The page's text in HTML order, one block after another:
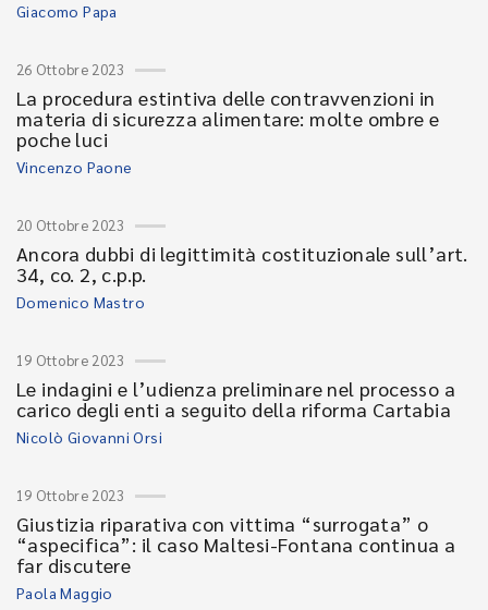
Giacomo Papa
26 Ottobre 2023
La procedura estintiva delle contravvenzioni in
materia di sicurezza alimentare: molte ombre e
poche luci
Vincenzo Paone
20 Ottobre 2023
Ancora dubbi di legittimità costituzionale sull’art.
34, co. 2, c.p.p.
Domenico Mastro
19 Ottobre 2023
Le indagini e l’udienza preliminare nel processo a
carico degli enti a seguito della riforma Cartabia
Nicolò Giovanni Orsi
19 Ottobre 2023
Giustizia riparativa con vittima “surrogata” o
“aspecifica”: il caso Maltesi-Fontana continua a
far discutere
Paola Maggio